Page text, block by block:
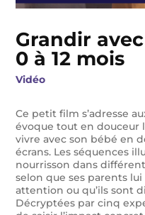
Grandir
0 à 12 mois
Vidéo
Ce petit film s’adresse
évoque tout en douceur
vivre avec son bébé en
écrans. Les séquences
nourrisson dans
selon que ses parents
attention ou qu’ils sont
Décryptées par cinq